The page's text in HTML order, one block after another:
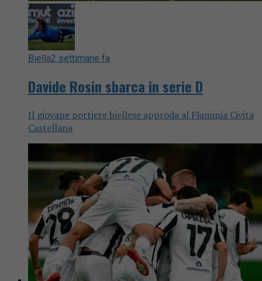
Biella2 settimane fa
Davide Rosin sbarca in serie D
Il giovane portiere biellese approda al Flaminia Civita
Castellana